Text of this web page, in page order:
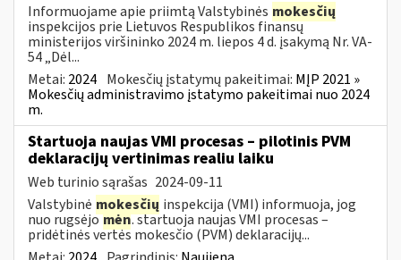
Informuojame apie priimtą Valstybinės mokesčių
inspekcijos prie Lietuvos Respublikos finansų
ministerijos viršininko 2024 m. liepos 4 d. įsakymą Nr. VA-
54 „Dėl...
Metai: 2024 Mokesčių įstatymų pakeitimai: MĮP 2021 »
Mokesčių administravimo įstatymo pakeitimai nuo 2024
m.
Startuoja naujas VMI procesas – pilotinis PVM
deklaracijų vertinimas realiu laiku
Web turinio sąrašas 2024-09-11
Valstybinė mokesčių inspekcija (VMI) informuoja, jog
nuo rugsėjomėn. startuoja naujas VMI procesas –
pridėtinės vertės mokesčio (PVM) deklaracijų...